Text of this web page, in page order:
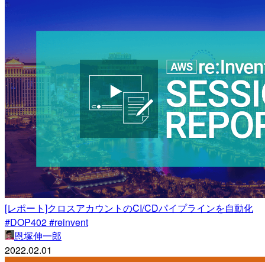
[レポート]クロスアカウントのCI/CDパイプラインを自動化
#DOP402 #reinvent
恩塚伸一郎
2022.02.01